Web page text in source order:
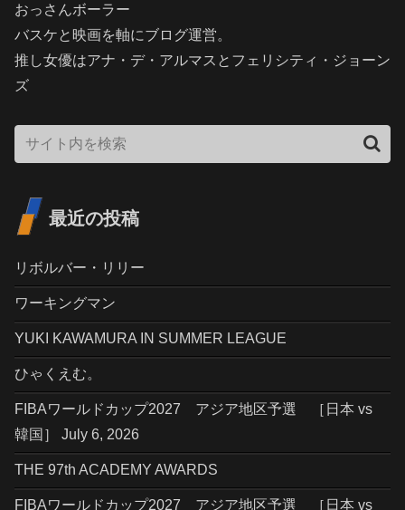
おっさんボーラー
バスケと映画を軸にブログ運営。
推し女優はアナ・デ・アルマスとフェリシティ・ジョーン
ズ
最近の投稿
リボルバー・リリー
ワーキングマン
YUKI KAWAMURA IN SUMMER LEAGUE
ひゃくえむ。
FIBAワールドカップ2027 アジア地区予選 ［日本 vs
韓国］ July 6, 2026
THE 97th ACADEMY AWARDS
FIBAワールドカップ2027 アジア地区予選 ［日本 vs